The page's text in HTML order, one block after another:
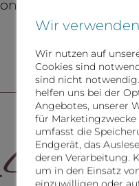
auch weil
(mehr) zu lieben
Das
Wir
Wir nutzen auf
Cookies sind
sind nicht
helfen uns bei der
Angebotes, unserer
für
umfasst die
Endgerät, das
deren Verarbeitung.
um in den Einsatz